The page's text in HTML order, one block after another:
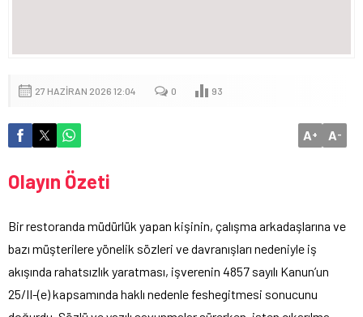
27 HAZIRAN 2026 12:04 0 93
A+ A-
Olayın Özeti
Bir restoranda müdürlük yapan kişinin, çalışma arkadaşlarına ve
bazı müşterilere yönelik sözleri ve davranışları nedeniyle iş
akışında rahatsızlık yaratması, işverenin 4857 sayılı Kanun’un
25/II-(e) kapsamında haklı nedenle feshegitmesi sonucunu